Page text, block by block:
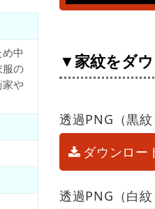
中
の
や
▼家紋をダ
透過PNG（黒紋
ダウンロー
透過PNG（白紋